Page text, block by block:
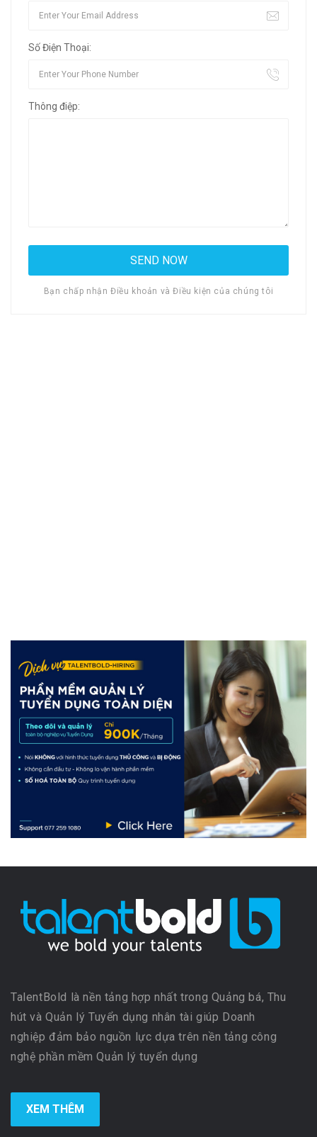
Số Điện Thoại:
Thông điệp:
Bạn chấp nhận Điều khoản và Điều kiện của chúng tôi
TalentBold là nền tảng hợp nhất trong Quảng bá, Thu
hút và Quản lý Tuyển dụng nhân tài giúp Doanh
nghiệp đảm bảo nguồn lực dựa trên nền tảng công
nghệ phần mềm Quản lý tuyển dụng
XEM THÊM